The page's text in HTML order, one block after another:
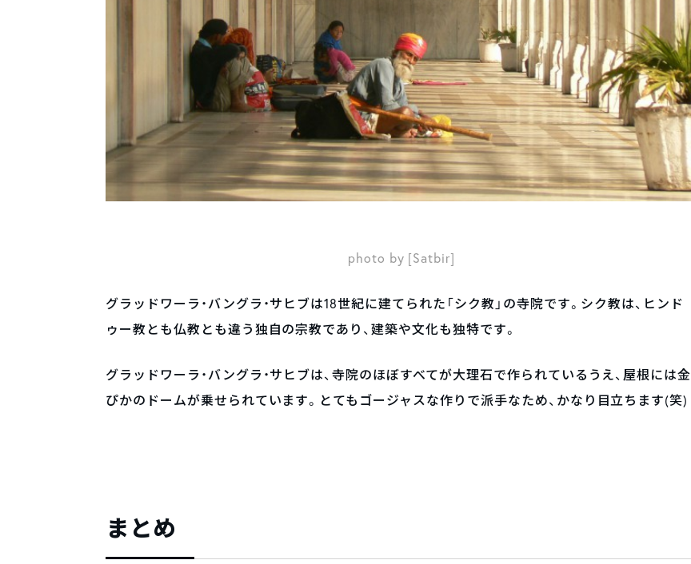
photo by [Satbir]
グラッドワーラ・バングラ・サヒブは18世紀に建てられた「シク教」の寺院です。シク教は、ヒンド
ゥー教とも仏教とも違う独自の宗教であり、建築や文化も独特です。
グラッドワーラ・バングラ・サヒブは、寺院のほぼすべてが大理石で作られているうえ、屋根には金
ぴかのドームが乗せられています。とてもゴージャスな作りで派手なため、かなり目立ちます(笑)
まとめ